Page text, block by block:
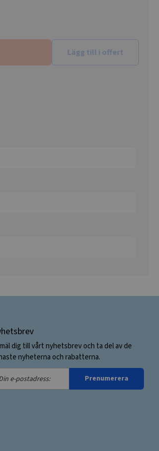
Lägg till i offert
dig till vårt nyhetsbrev och ta del av de
nyheterna och rabatterna.
Prenumerera